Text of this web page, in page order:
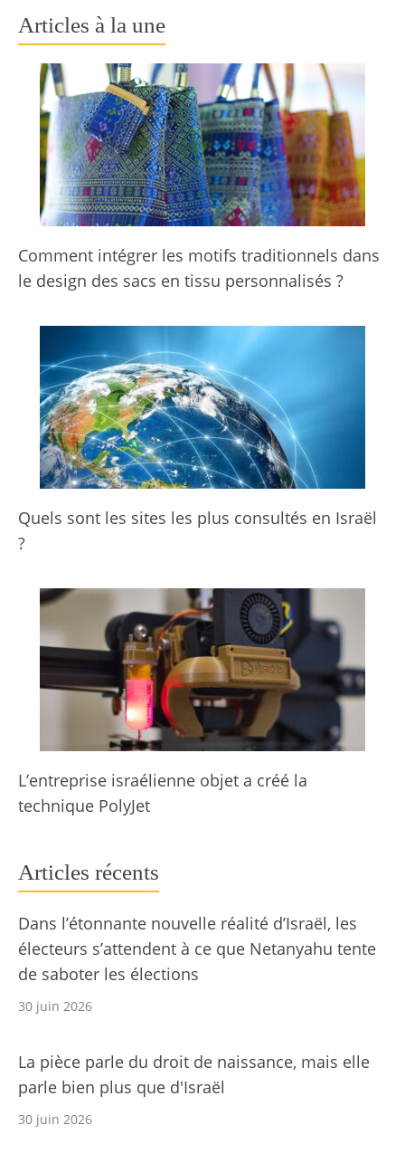
Articles à la une
Comment intégrer les motifs traditionnels dans
le design des sacs en tissu personnalisés ?
Quels sont les sites les plus consultés en Israël
?
L’entreprise israélienne objet a créé la
technique PolyJet
Articles récents
Dans l’étonnante nouvelle réalité d’Israël, les
électeurs s’attendent à ce que Netanyahu tente
de saboter les élections
30 juin 2026
La pièce parle du droit de naissance, mais elle
parle bien plus que d'Israël
30 juin 2026